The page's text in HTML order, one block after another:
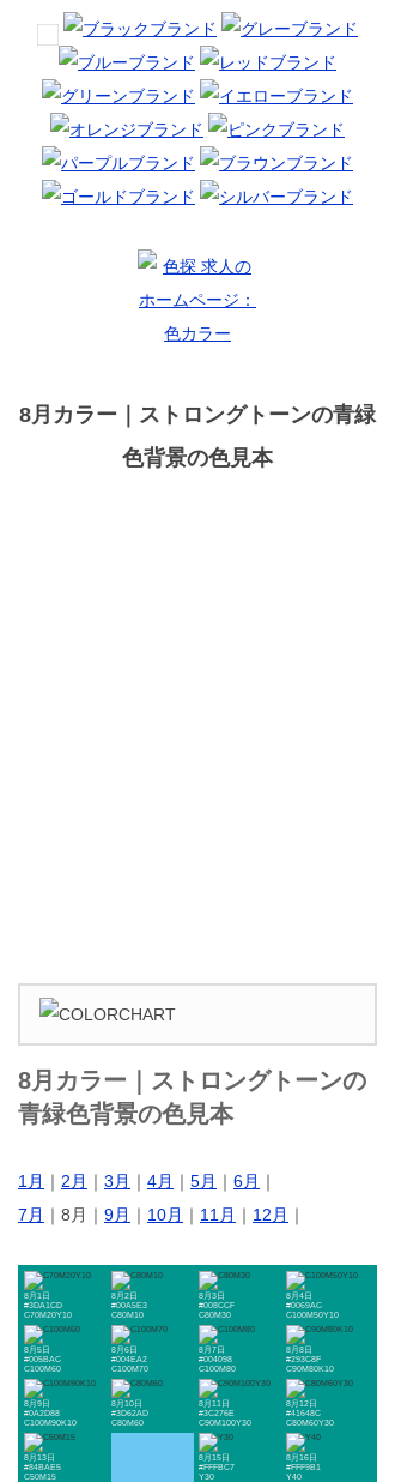
8月カラー｜ストロングトーンの青緑
色背景の色見本
8月カラー｜ストロングトーンの
青緑色背景の色見本
1月 ｜ 2月 ｜ 3月 ｜ 4月 ｜ 5月 ｜ 6月 ｜
7月 ｜8月｜ 9月 ｜ 10月 ｜ 11月 ｜ 12月 ｜
8月1日
#3DA1CD
C70M20Y10
8月2日
#00A5E3
C80M10
8月3日
#008CCF
C80M30
8月4日
#0069AC
C100M50Y10
8月5日
#005BAC
C100M60
8月6日
#004EA2
C100M70
8月7日
#004098
C100M80
8月8日
#293C8F
C90M80K10
8月9日
#0A2D88
C100M90K10
8月10日
#3D62AD
C80M60
8月11日
#3C276E
C90M100Y30
8月12日
#41648C
C80M60Y30
8月13日
#84BAE5
C50M15
8月15日
#FFFBC7
Y30
8月16日
#FFF9B1
Y40